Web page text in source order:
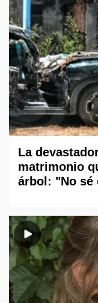
La
matrimonio
árbol: "No sé